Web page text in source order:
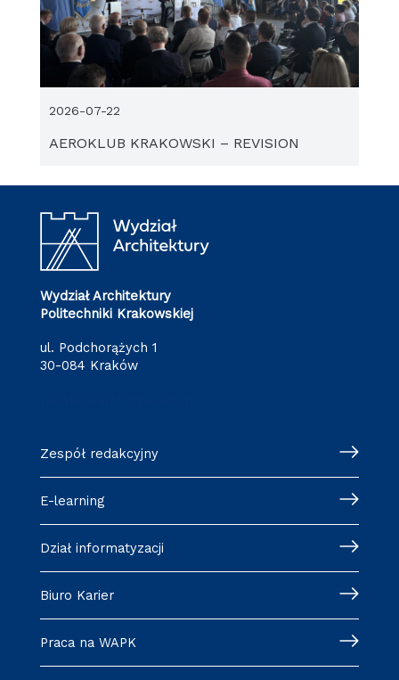
AEROKLUB KRAKOWSKI – REVISION
2026-07-22
Wydział Architektury
Politechniki Krakowskiej
ul. Podchorążych 1
30-084 Kraków
Zespół redakcyjny
E-learning
Dział informatyzacji
Biuro Karier
Praca na WAPK